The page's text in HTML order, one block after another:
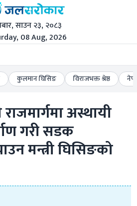
साउन २३, २०८३
08 Aug, 2026
कुलमान घिसिङ विराजभक्त श्रेष्ठ
राजमार्गमा अस्थायी
गरी सडक
मन्त्री घिसिङको